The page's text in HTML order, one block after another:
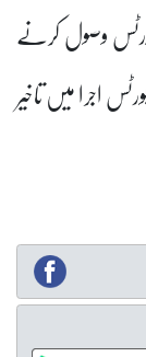
وصول کرنے
اجرا میں تاخیر